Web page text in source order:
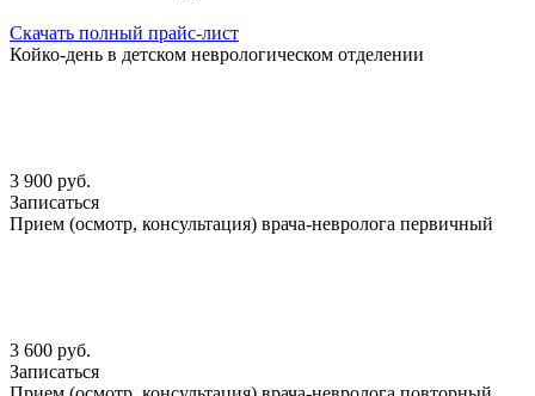
Скачать полный прайс-лист
Койко-день в детском неврологическом отделении
3 900 руб.
Записаться
Прием (осмотр, консультация) врача-невролога первичный
3 600 руб.
Записаться